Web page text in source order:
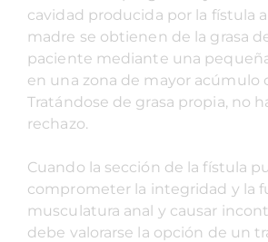
cavidad producida por la fístula
madre se obtienen de la grasa
paciente mediante una
en una zona de mayor acúmulo
Tratándose de grasa propia, no
rechazo.
Cuando la sección de la fístula
comprometer la integridad y la
musculatura anal y causar
debe valorarse la opción de un